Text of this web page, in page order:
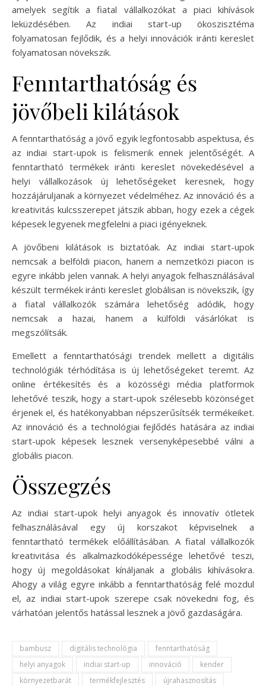
amelyek segítik a fiatal vállalkozókat a piaci kihívások
leküzdésében. Az indiai start-up ökoszisztéma
folyamatosan fejlődik, és a helyi innovációk iránti kereslet
folyamatosan növekszik.
Fenntarthatóság és
jövőbeli kilátások
A fenntarthatóság a jövő egyik legfontosabb aspektusa, és
az indiai start-upok is felismerik ennek jelentőségét. A
fenntartható termékek iránti kereslet növekedésével a
helyi vállalkozások új lehetőségeket keresnek, hogy
hozzájáruljanak a környezet védelméhez. Az innováció és a
kreativitás kulcsszerepet játszik abban, hogy ezek a cégek
képesek legyenek megfelelni a piaci igényeknek.
A jövőbeni kilátások is biztatóak. Az indiai start-upok
nemcsak a belföldi piacon, hanem a nemzetközi piacon is
egyre inkább jelen vannak. A helyi anyagok felhasználásával
készült termékek iránti kereslet globálisan is növekszik, így
a fiatal vállalkozók számára lehetőség adódik, hogy
nemcsak a hazai, hanem a külföldi vásárlókat is
megszólítsák.
Emellett a fenntarthatósági trendek mellett a digitális
technológiák térhódítása is új lehetőségeket teremt. Az
online értékesítés és a közösségi média platformok
lehetővé teszik, hogy a start-upok szélesebb közönséget
érjenek el, és hatékonyabban népszerűsítsék termékeiket.
Az innováció és a technológiai fejlődés hatására az indiai
start-upok képesek lesznek versenyképesebbé válni a
globális piacon.
Összegzés
Az indiai start-upok helyi anyagok és innovatív ötletek
felhasználásával egy új korszakot képviselnek a
fenntartható termékek előállításában. A fiatal vállalkozók
kreativitása és alkalmazkodóképessége lehetővé teszi,
hogy új megoldásokat kínáljanak a globális kihívásokra.
Ahogy a világ egyre inkább a fenntarthatóság felé mozdul
el, az indiai start-upok szerepe csak növekedni fog, és
várhatóan jelentős hatással lesznek a jövő gazdaságára.
bambusz digitális technológia
fenntarthatóság
helyi anyagok
indiai start-up innováció
kender
környezetbarát
termékfejlesztés újrahasznosítás